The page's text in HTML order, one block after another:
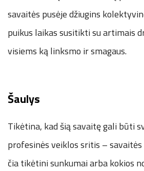
savaitės pusėje džiugins
puikus laikas susitikti su artimais
visiems ką linksmo ir smagaus.
Šaulys
Tikėtina, kad šią savaitę gali būti
profesinės veiklos sritis –
čia tikėtini sunkumai arba kokios